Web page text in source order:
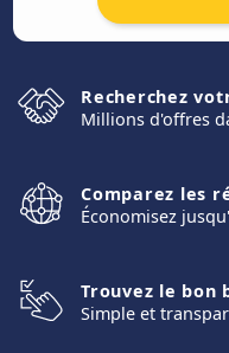
Recherchez
Millions d'offres
Comparez les
Économisez
Trouvez le bon
Simple et